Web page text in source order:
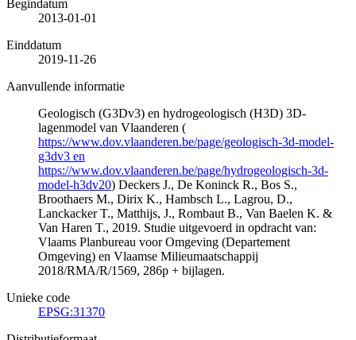
Begindatum
2013-01-01
Einddatum
2019-11-26
Aanvullende informatie
Geologisch (G3Dv3) en hydrogeologisch (H3D) 3D-
lagenmodel van Vlaanderen (
https://www.dov.vlaanderen.be/page/geologisch-3d-model-
g3dv3 en
https://www.dov.vlaanderen.be/page/hydrogeologisch-3d-
model-h3dv20) Deckers J., De Koninck R., Bos S.,
Broothaers M., Dirix K., Hambsch L., Lagrou, D.,
Lanckacker T., Matthijs, J., Rombaut B., Van Baelen K. &
Van Haren T., 2019. Studie uitgevoerd in opdracht van:
Vlaams Planbureau voor Omgeving (Departement
Omgeving) en Vlaamse Milieumaatschappij
2018/RMA/R/1569, 286p + bijlagen.
Unieke code
EPSG:31370